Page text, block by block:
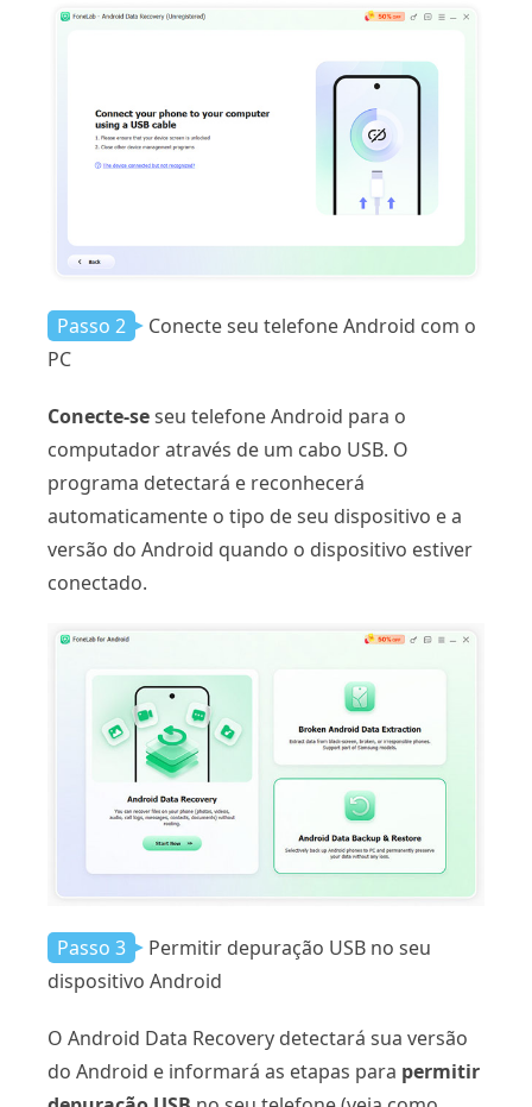
Passo 2
Conecte seu telefone Android com o
PC
Conecte-seseu telefone Android para o
computador através de um cabo USB. O
programa detectará e reconhecerá
automaticamente o tipo de seu dispositivo e a
versão do Android quando o dispositivo estiver
conectado.
Passo 3
Permitir depuração USB no seu
dispositivo Android
O Android Data Recovery detectará sua versão
do Android e informará as etapas para permitir